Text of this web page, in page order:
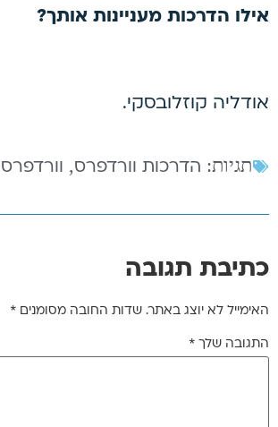
אילו הדרכות מעניינות אותך?
אודליה קוזלובסקי.
תגיות: הדרכות וורדפרס, וורדפרס
כתיבת תגובה
האימייל לא יוצג באתר. שדות החובה מסומנים *
התגובה שלך *